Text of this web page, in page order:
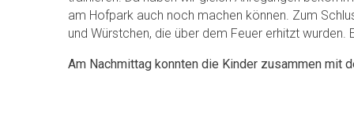
am Hofpark auch noch machen können. Zum
und Würstchen, die über dem Feuer erhitzt wurden.
Am Nachmittag konnten die Kinder zusammen mit